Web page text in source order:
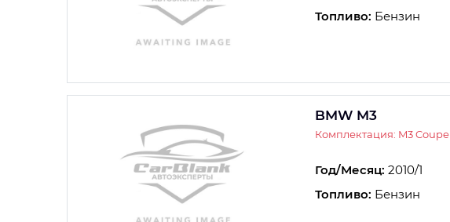
Топливо: Бензин
BMW M3
Комплектация: M3 Coupe
Год/Месяц: 2010/1
Топливо: Бензин